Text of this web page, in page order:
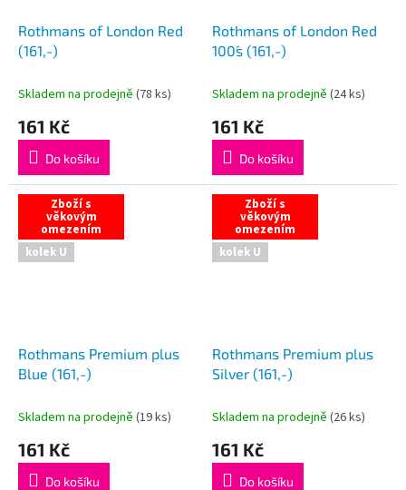
Rothmans of London Red
(161,-)
Skladem na prodejně (78 ks)
161 Kč
Do košíku
Rothmans of London Red
100´s (161,-)
Skladem na prodejně (24 ks)
161 Kč
Do košíku
Zboží s
věkovým
omezením
kolek U
Rothmans Premium plus
Blue (161,-)
Skladem na prodejně (19 ks)
161 Kč
Do košíku
Zboží s
věkovým
omezením
kolek U
Rothmans Premium plus
Silver (161,-)
Skladem na prodejně (26 ks)
161 Kč
Do košíku